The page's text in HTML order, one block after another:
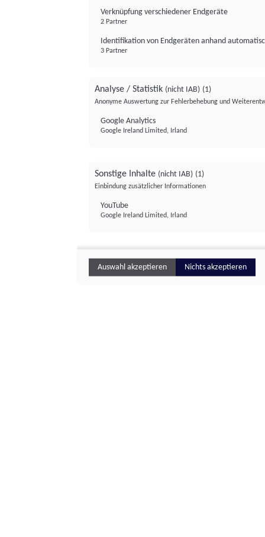
Verknüpfung verschiedener Endgeräte
2 Partner
Identifikation von Endgeräten anhand
3 Partner
Analyse / Statistik (nicht IAB) (1)
Anonyme Auswertung zur Fehlerbehebung und
Google Analytics
Google Ireland Limited, Irland
Sonstige Inhalte (nicht IAB) (1)
Einbindung zusätzlicher Informationen
YouTube
Google Ireland Limited, Irland
Auswahl akzeptieren Nichts akzeptieren